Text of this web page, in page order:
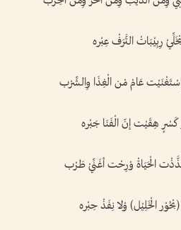
رِبِيْبَاتْ التَّرَفْ عِبْره
عَامْ مْن الْغِذَا وِالشِّرْب
كَسْرٍ هِقَيْت إنّ الْفَنَا جَبْره
الْحَيَاةْ وْرِحْت أغَنِّيْ طَرْب
(بْحُوْر الْخَلِيْل) وْلا نِفَذْ حِبْره